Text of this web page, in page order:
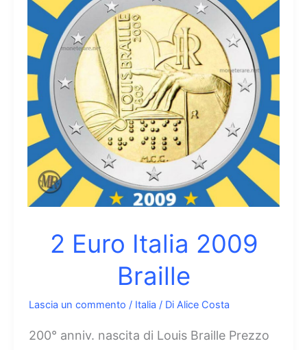
2 Euro Italia 2009
Braille
Lascia un commento / Italia / Di Alice Costa
200° anniv. nascita di Louis Braille Prezzo